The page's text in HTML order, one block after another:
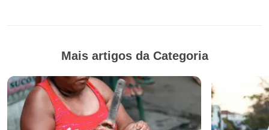
Mais artigos da Categoria